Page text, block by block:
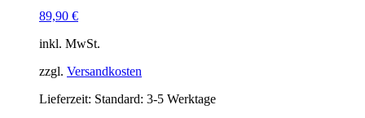
89,90 €
inkl. MwSt.
zzgl. Versandkosten
Lieferzeit: Standard: 3-5 Werktage